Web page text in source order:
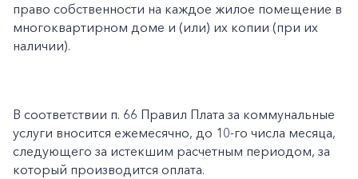
право собственности на каждое жилое помещение в
многоквартирном доме и (или) их копии (при их
наличии).
В соответствии п. 66 Правил Плата за коммунальные
услуги вносится ежемесячно, до 10-го числа месяца,
следующего за истекшим расчетным периодом, за
который производится оплата.